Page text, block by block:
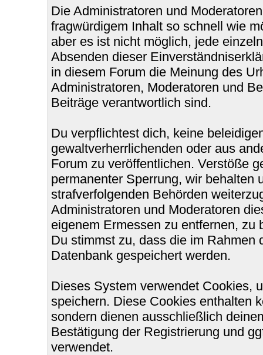
Die Administratoren und
fragwürdigem Inhalt so schnell wie
aber es ist nicht möglich, jede
Absenden dieser
in diesem Forum die Meinung des
Administratoren, Moderatoren und
Beiträge verantwortlich sind.
Du verpflichtest dich, keine
gewaltverherrlichenden oder aus
Forum zu veröffentlichen. Verstöße
permanenter Sperrung, wir behalten
strafverfolgenden Behörden
Administratoren und Moderatoren
eigenem Ermessen zu entfernen, zu
Du stimmst zu, dass die im Rahmen
Datenbank gespeichert werden.
Dieses System verwendet Cookies,
speichern. Diese Cookies enthalten
sondern dienen ausschließlich
Bestätigung der Registrierung und
verwendet.